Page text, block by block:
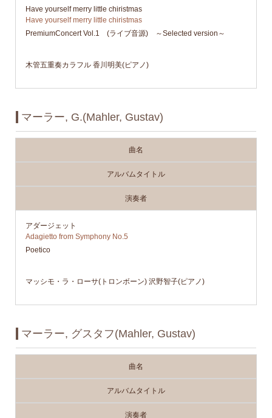
Have yourself merry little chiristmas
Have yourself merry little chiristmas
PremiumConcert Vol.1 (ライブ音源) ～Selected version～
木管五重奏カラフル 香川明美(ピアノ)
マーラー, G.(Mahler, Gustav)
曲名
アルバムタイトル
演奏者
アダージェット
Adagietto from Symphony No.5
Poetico
マッシモ・ラ・ローサ(トロンボーン) 沢野智子(ピアノ)
マーラー, グスタフ(Mahler, Gustav)
曲名
アルバムタイトル
演奏者